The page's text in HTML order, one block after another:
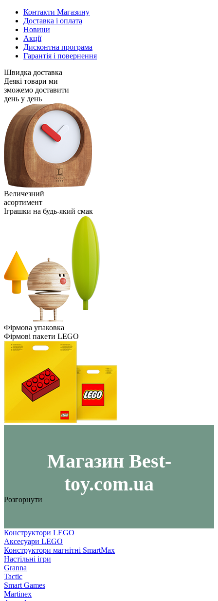
Контакти Магазину
Доставка і оплата
Новини
Акції
Дисконтна програма
Гарантія і повернення
Швидка доставка
Деякі товари ми
зможемо доставити
день у день
Величезний
асортимент
Іграшки на будь-який смак
Фірмова упаковка
Фірмові пакети LEGO
Maгазин Best-
toy.com.ua
Розгорнути
Конструктори LEGO
Аксесуари LEGO
Конструктори магнітні SmartMax
Настільні ігри
Granna
Tactic
Smart Games
Martinex